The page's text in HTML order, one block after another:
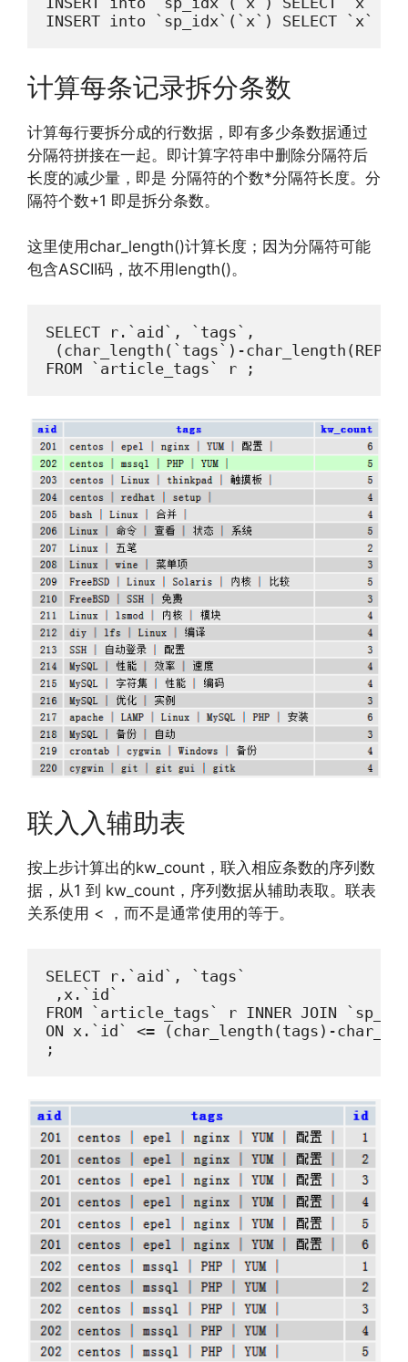
计算每条记录拆分条数
计算每行要拆分成的行数据，即有多少条数据通过
分隔符拼接在一起。即计算字符串中删除分隔符后
长度的减少量，即是 分隔符的个数*分隔符长度。分
隔符个数+1 即是拆分条数。
这里使用char_length()计算长度；因为分隔符可能
包含ASCII码，故不用length()。
SELECT r.`aid`, `tags`,
(char_length(`tags`)-
FROM `article_tags` r ;
联入入辅助表
按上步计算出的kw_count，联入相应条数的序列数
据，从1 到 kw_count，序列数据从辅助表取。联表
关系使用 < ，而不是通常使用的等于。
SELECT r.`aid`, `tags`
,x.`id`
FROM `article_tags` r INNER JOIN
ON x.`id` <= (char_length(tags)-
;